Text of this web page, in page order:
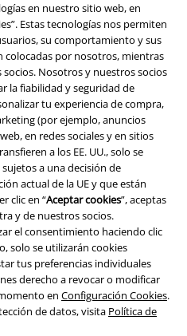
en nuestro sitio web, en
Estas tecnologías nos permiten
su comportamiento y sus
colocadas por nosotros, mientras
Nosotros y nuestros socios
la fiabilidad y seguridad de
tu experiencia de compra,
(por ejemplo, anuncios
en redes sociales y en sitios
a los EE. UU., solo se
a una decisión de
actual de la UE y que están
clic en “Aceptar cookies”, aceptas
y de nuestros socios.
el consentimiento haciendo clic
solo se utilizarán cookies
tus preferencias individuales
derecho a revocar o modificar
en Configuración Cookies.
de datos, visita Política de
15,99 €
Strip Ink
Hysteria Ink
Camiseta